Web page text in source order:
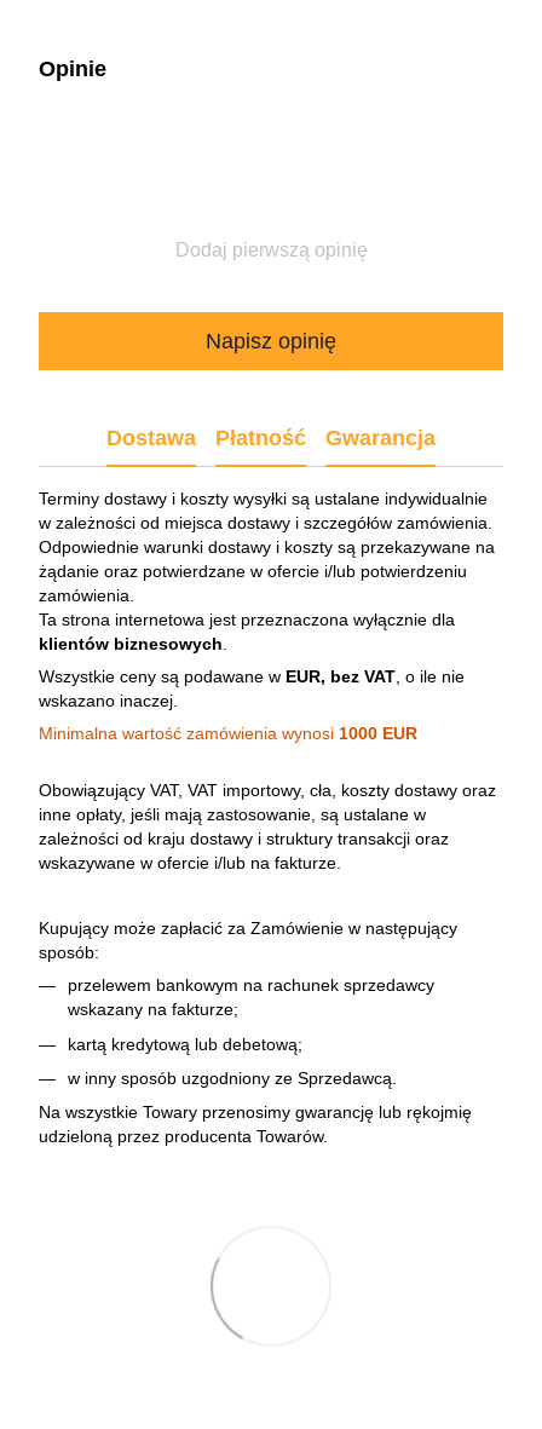
Opinie
Dodaj pierwszą opinię
Napisz opinię
Dostawa Płatność Gwarancja
Terminy dostawy i koszty wysyłki są ustalane indywidualnie
w zależności od miejsca dostawy i szczegółów zamówienia.
Odpowiednie warunki dostawy i koszty są przekazywane na
żądanie oraz potwierdzane w ofercie i/lub potwierdzeniu
zamówienia.
Ta strona internetowa jest przeznaczona wyłącznie dla
klientów biznesowych
Wszystkie ceny są podawane w EUR, bez VAT , o ile nie
wskazano inaczej.
Minimalna wartość zamówienia wynosi 1000 EUR
Obowiązujący VAT, VAT importowy, cła, koszty dostawy oraz
inne opłaty, jeśli mają zastosowanie, są ustalane w
zależności od kraju dostawy i struktury transakcji oraz
wskazywane w ofercie i/lub na fakturze.
Kupujący może zapłacić za Zamówienie w następujący
sposób:
przelewem bankowym na rachunek sprzedawcy
wskazany na fakturze;
kartą kredytową lub debetową;
w inny sposób uzgodniony ze Sprzedawcą.
Na wszystkie Towary przenosimy gwarancję lub rękojmię
udzieloną przez producenta Towarów.